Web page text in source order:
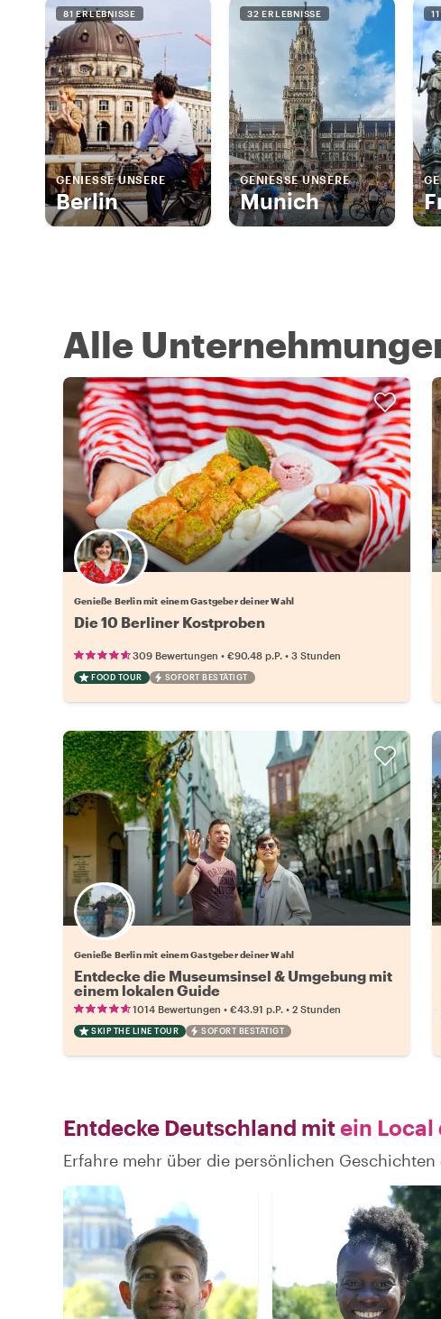
81 ERLEBNISSE
GENIESSE UNSERE
Berlin
32 ERLEBNISSE
GENIESSE UNSERE
Munich
Alle
Wähle deinen Lieblingsgastgeber
Genieße Berlin mit einem Gastgeber deiner Wahl
Die 10 Berliner Kostproben
309 Bewertungen • €90.48 p.P. • 3 Stunden
FOOD TOUR SOFORT BESTÄTIGT
Wähle deinen Lieblingsgastgeber
Genieße Berlin mit einem Gastgeber deiner Wahl
Entdecke die Museumsinsel & Umgebung mit
einem lokalen Guide
1014 Bewertungen • €43.91 p.P. • 2 Stunden
SKIP THE LINE TOUR SOFORT BESTÄTIGT
Entdecke Deutschland mitein Local
Erfahre mehr über die persönlichen